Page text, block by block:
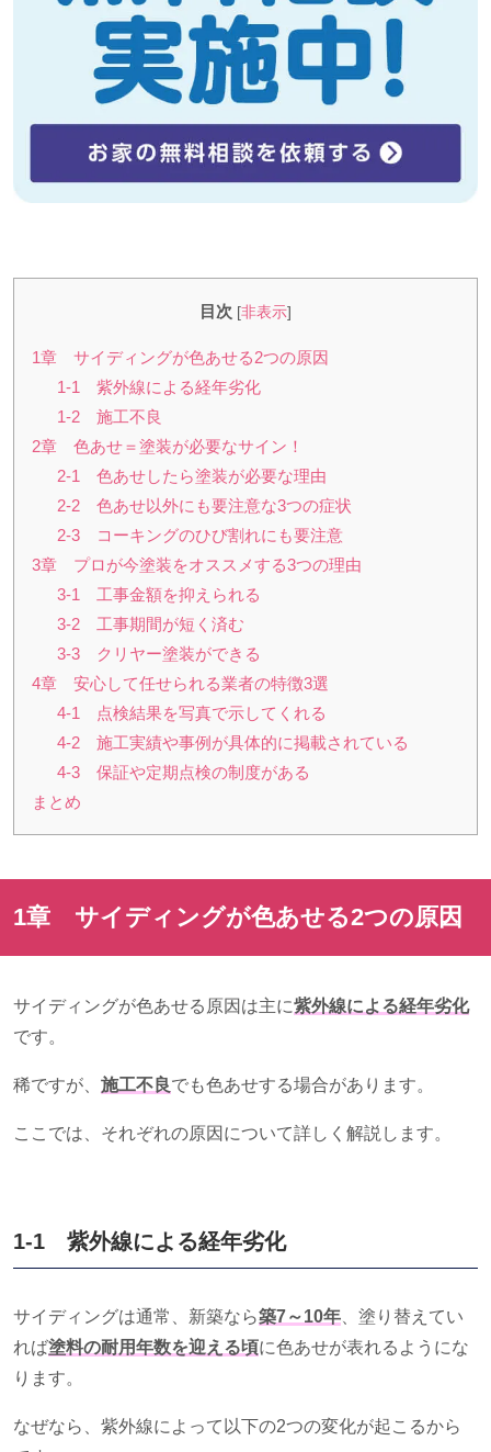
目次 [非表示]
1章 サイディングが色あせる2つの原因
1-1 紫外線による経年劣化
1-2 施工不良
2章 色あせ＝塗装が必要なサイン！
2-1 色あせしたら塗装が必要な理由
2-2 色あせ以外にも要注意な3つの症状
2-3 コーキングのひび割れにも要注意
3章 プロが今塗装をオススメする3つの理由
3-1 工事金額を抑えられる
3-2 工事期間が短く済む
3-3 クリヤー塗装ができる
4章 安心して任せられる業者の特徴3選
4-1 点検結果を写真で示してくれる
4-2 施工実績や事例が具体的に掲載されている
4-3 保証や定期点検の制度がある
まとめ
1章 サイディングが色あせる2つの原因
サイディングが色あせる原因は主に紫外線による経年劣化
です。
稀ですが、 施工不良でも色あせする場合があります。
ここでは、それぞれの原因について詳しく解説します。
1-1 紫外線による経年劣化
サイディングは通常、新築なら築7～10年 、塗り替えてい
れば塗料の耐用年数を迎える頃に色あせが表れるようにな
ります。
なぜなら、紫外線によって以下の2つの変化が起こるから